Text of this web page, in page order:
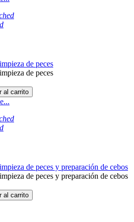
de peces
de peces
al carrito
de peces y preparación de cebos
de peces y preparación de cebos
al carrito